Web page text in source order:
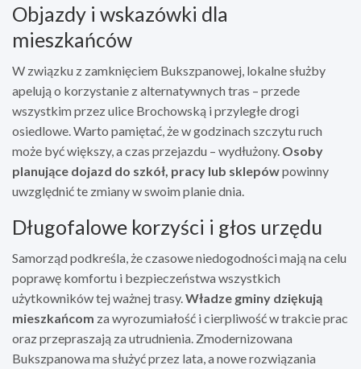
Objazdy i wskazówki dla
mieszkańców
W związku z zamknięciem Bukszpanowej, lokalne służby
apelują o korzystanie z alternatywnych tras – przede
wszystkim przez ulice Brochowską i przyległe drogi
osiedlowe. Warto pamiętać, że w godzinach szczytu ruch
może być większy, a czas przejazdu – wydłużony. Osoby
planujące dojazd do szkół, pracy lub sklepówpowinny
uwzględnić te zmiany w swoim planie dnia.
Długofalowe korzyści i głos urzędu
Samorząd podkreśla, że czasowe niedogodności mają na celu
poprawę komfortu i bezpieczeństwa wszystkich
użytkowników tej ważnej trasy.Władze gminy dziękują
mieszkańcom za wyrozumiałość i cierpliwość w trakcie prac
oraz przepraszają za utrudnienia. Zmodernizowana
Bukszpanowa ma służyć przez lata, a nowe rozwiązania